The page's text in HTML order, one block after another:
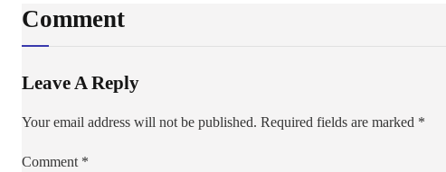
Comment
Leave A Reply
Your email address will not be published. Required fields are marked *
Comment *